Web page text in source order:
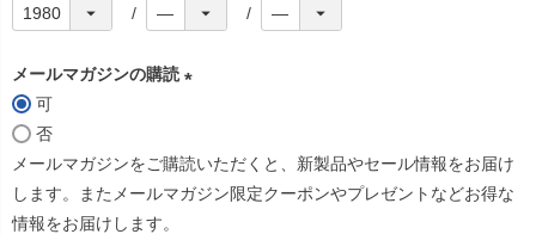
メールマガジンの購読
須
)
可
否
メールマガジンをご購読いただくと、新製品やセール情報をお届け
します。またメールマガジン限定クーポンやプレゼントなどお得な
情報をお届けします。